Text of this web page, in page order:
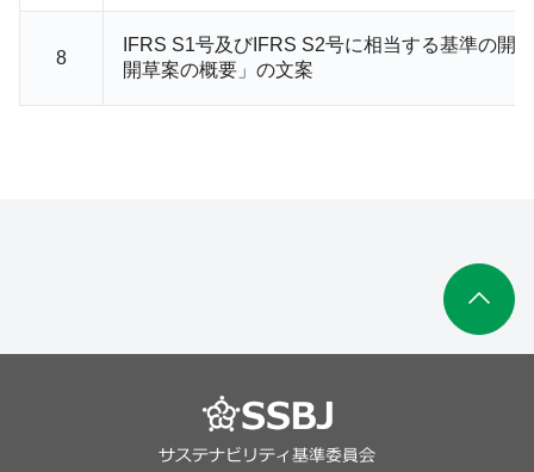
8
IFRS S1号及びIFRS S2号に相当する基準の開
開草案の概要」の文案